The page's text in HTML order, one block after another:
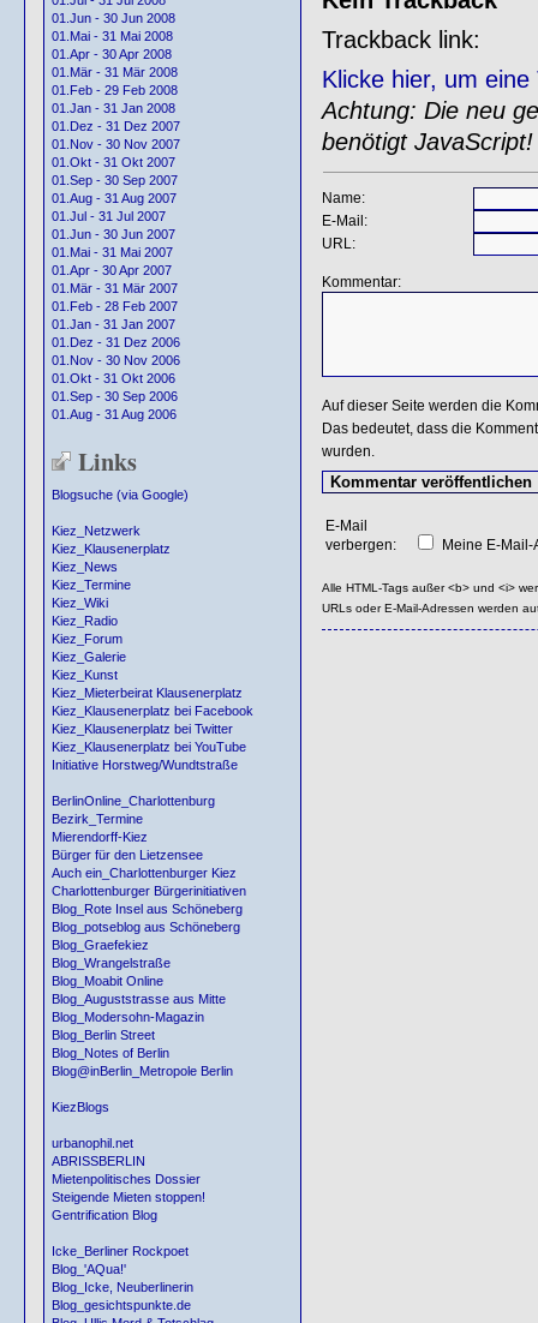
01.Jun - 30 Jun 2008
01.Mai - 31 Mai 2008
01.Apr - 30 Apr 2008
01.Mär - 31 Mär 2008
01.Feb - 29 Feb 2008
01.Jan - 31 Jan 2008
01.Dez - 31 Dez 2007
01.Nov - 30 Nov 2007
01.Okt - 31 Okt 2007
01.Sep - 30 Sep 2007
01.Aug - 31 Aug 2007
01.Jul - 31 Jul 2007
01.Jun - 30 Jun 2007
01.Mai - 31 Mai 2007
01.Apr - 30 Apr 2007
01.Mär - 31 Mär 2007
01.Feb - 28 Feb 2007
01.Jan - 31 Jan 2007
01.Dez - 31 Dez 2006
01.Nov - 30 Nov 2006
01.Okt - 31 Okt 2006
01.Sep - 30 Sep 2006
01.Aug - 31 Aug 2006
Links
Blogsuche (via Google)
Kiez_Netzwerk
Kiez_Klausenerplatz
Kiez_News
Kiez_Termine
Kiez_Wiki
Kiez_Radio
Kiez_Forum
Kiez_Galerie
Kiez_Kunst
Kiez_Mieterbeirat Klausenerplatz
Kiez_Klausenerplatz bei Facebook
Kiez_Klausenerplatz bei Twitter
Kiez_Klausenerplatz bei YouTube
Initiative Horstweg/Wundtstraße
BerlinOnline_Charlottenburg
Bezirk_Termine
Mierendorff-Kiez
Bürger für den Lietzensee
Auch ein_Charlottenburger Kiez
Charlottenburger Bürgerinitiativen
Blog_Rote Insel aus Schöneberg
Blog_potseblog aus Schöneberg
Blog_Graefekiez
Blog_Wrangelstraße
Blog_Moabit Online
Blog_Auguststrasse aus Mitte
Blog_Modersohn-Magazin
Blog_Berlin Street
Blog_Notes of Berlin
Blog@inBerlin_Metropole Berlin
KiezBlogs
urbanophil.net
ABRISSBERLIN
Mietenpolitisches Dossier
Steigende Mieten stoppen!
Gentrification Blog
Icke_Berliner Rockpoet
Blog_'AQua!'
Blog_Icke, Neuberlinerin
Blog_gesichtspunkte.de
Trackback link:
Klicke hier, um
Achtung: Die neu
benötigt JavaScript!
Name:
E-Mail:
URL:
Kommentar:
Auf dieser Seite werden die
Das bedeutet, dass die
wurden.
E-Mail
verbergen:
Meine E-
Alle HTML-Tags außer <b> und <i>
URLs oder E-Mail-Adressen werden